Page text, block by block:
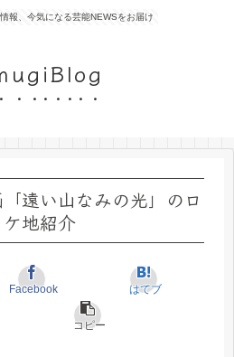
報、今気になる芸能NEWSをお届け
「遠い山なみの光」のロ
地紹介
Facebook はてブ
コピー